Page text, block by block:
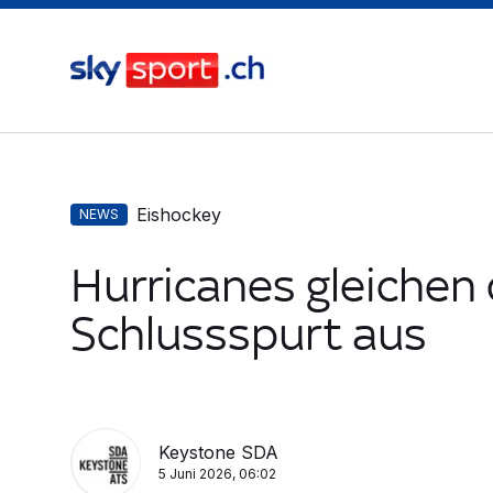
NEWS Eishockey
Hurricanes gleichen
Schlussspurt aus
Keystone SDA
5 Juni 2026, 06:02